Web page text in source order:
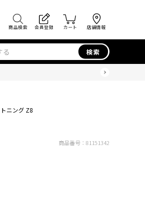
商品検索 会員登録 カート 店舗情報
検索
ニング Z8
商品番号： 81151342